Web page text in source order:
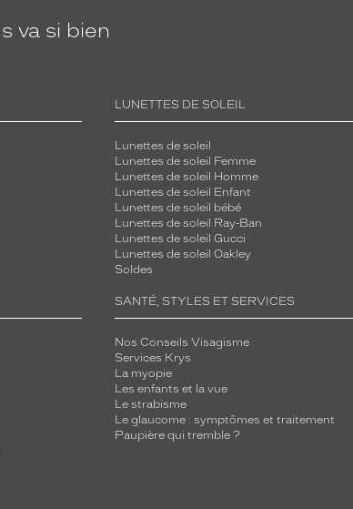
va si bien
LUNETTES DE SOLEIL
Lunettes de soleil
Lunettes de soleil Femme
Lunettes de soleil Homme
Lunettes de soleil Enfant
Lunettes de soleil bébé
Lunettes de soleil Ray-Ban
Lunettes de soleil Gucci
Lunettes de soleil Oakley
Soldes
SANTÉ, STYLES ET SERVICES
Nos Conseils Visagisme
Services Krys
La myopie
Les enfants et la vue
Le strabisme
Le glaucome : symptômes et traitement
Paupière qui tremble ?